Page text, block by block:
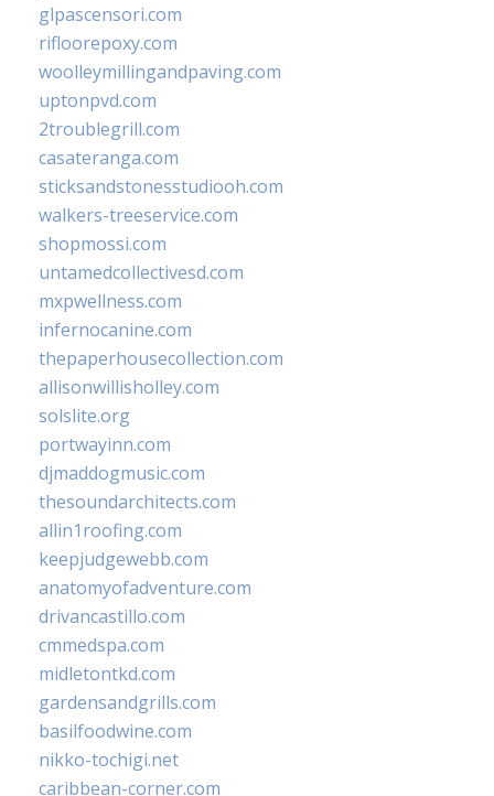
glpascensori.com
rifloorepoxy.com
woolleymillingandpaving.com
uptonpvd.com
2troublegrill.com
casateranga.com
sticksandstonesstudiooh.com
walkers-treeservice.com
shopmossi.com
untamedcollectivesd.com
mxpwellness.com
infernocanine.com
thepaperhousecollection.com
allisonwillisholley.com
solslite.org
portwayinn.com
djmaddogmusic.com
thesoundarchitects.com
allin1roofing.com
keepjudgewebb.com
anatomyofadventure.com
drivancastillo.com
cmmedspa.com
midletontkd.com
gardensandgrills.com
basilfoodwine.com
nikko-tochigi.net
caribbean-corner.com